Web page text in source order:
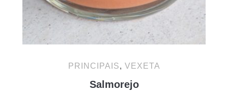
PRINCIPAIS, VEXETA
Salmorejo